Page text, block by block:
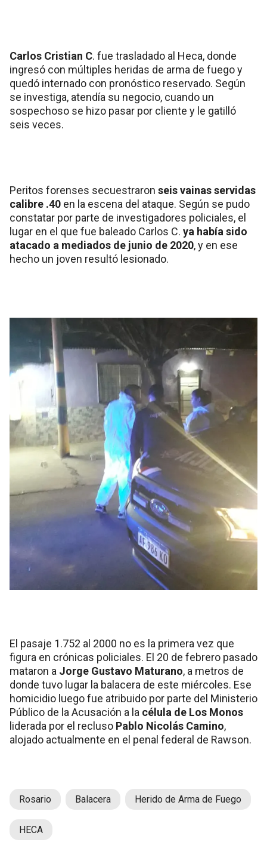
Carlos Cristian C. fue trasladado al Heca, donde
ingresó con múltiples heridas de arma de fuego y
quedó internado con pronóstico reservado. Según
se investiga, atendía su negocio, cuando un
sospechoso se hizo pasar por cliente y le gatilló
seis veces.
Peritos forenses secuestraron seis vainas servidas
calibre .40 en la escena del ataque. Según se pudo
constatar por parte de investigadores policiales, el
lugar en el que fue baleado Carlos C. ya había sido
atacado a mediados de junio de 2020, y en ese
hecho un joven resultó lesionado.
El pasaje 1.752 al 2000 no es la primera vez que
figura en crónicas policiales. El 20 de febrero pasado
mataron a Jorge Gustavo Maturano, a metros de
donde tuvo lugar la balacera de este miércoles. Ese
homicidio luego fue atribuido por parte del Ministerio
Público de la Acusación a la célula de Los Monos
liderada por el recluso Pablo Nicolás Camino,
alojado actualmente en el penal federal de Rawson.
Rosario Balacera Herido de Arma de Fuego
HECA